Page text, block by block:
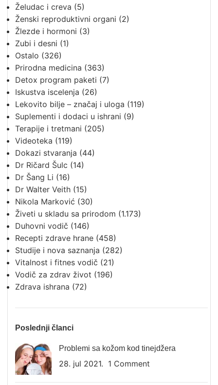
Želudac i creva (5)
Ženski reproduktivni organi (2)
Žlezde i hormoni (3)
Zubi i desni (1)
Ostalo (326)
Prirodna medicina (363)
Detox program paketi (7)
Iskustva iscelenja (26)
Lekovito bilje – značaj i uloga (119)
Suplementi i dodaci u ishrani (9)
Terapije i tretmani (205)
Videoteka (119)
Dokazi stvaranja (44)
Dr Ričard Šulc (14)
Dr Šang Li (16)
Dr Walter Veith (15)
Nikola Marković (30)
Živeti u skladu sa prirodom (1.173)
Duhovni vodič (146)
Recepti zdrave hrane (458)
Studije i nova saznanja (282)
Vitalnost i fitnes vodič (21)
Vodič za zdrav život (196)
Zdrava ishrana (72)
Poslednji članci
Problemi sa kožom kod tinejdžera
28. jul 2021. 1 Comment